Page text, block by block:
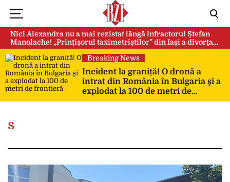
Nici Alexandra nu a mai rezistat lângă infractorul Ștefan
Manolache! „Prințișorul taximetriștilor” din Iași a divorţat
după doi ani de căsnicie
Breaking News
Incident la graniță! O dronă a
intrat din România în Bulgaria şi a
explodat la 100 de metri de
frontieră
s